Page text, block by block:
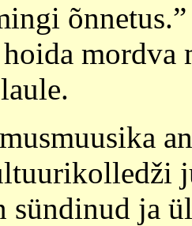
mordva
ja